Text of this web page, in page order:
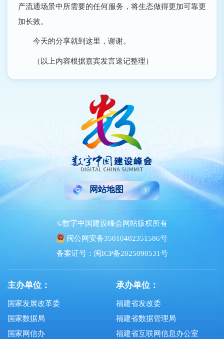
产流通场景中所需要的任何服务，将生态做得更加可靠更
加长效。
今天的分享就到这里，谢谢。
（以上内容根据嘉宾发言速记整理）
网站地图
©数字中国建设峰会网站版权所有
闽公网安备35010402351586号
备案证号：闽ICP备2025090531号
主办单位：
国家发展改革委
国家数据局
国家网信办
承办单位：
福建省发改委
福建省数据管理局
福建省互联网信息办公室